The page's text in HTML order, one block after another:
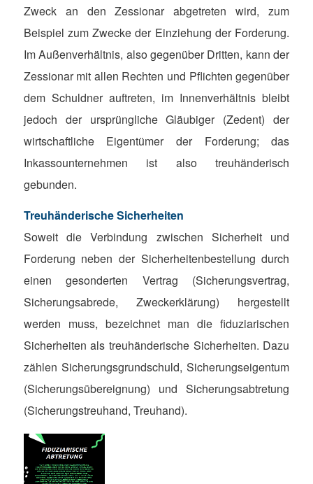
Zweck an den Zessionar abgetreten wird, zum
Beispiel zum Zwecke der Einziehung der Forderung.
Im Außenverhältnis, also gegenüber Dritten, kann der
Zessionar mit allen Rechten und Pflichten gegenüber
dem Schuldner auftreten, im Innenverhältnis bleibt
jedoch der ursprüngliche Gläubiger (Zedent) der
wirtschaftliche Eigentümer der Forderung; das
Inkassounternehmen ist also treuhänderisch
gebunden.
Treuhänderische Sicherheiten
Soweit die Verbindung zwischen Sicherheit und
Forderung neben der Sicherheitenbestellung durch
einen gesonderten Vertrag (Sicherungsvertrag,
Sicherungsabrede, Zweckerklärung) hergestellt
werden muss, bezeichnet man die fiduziarischen
Sicherheiten als treuhänderische Sicherheiten. Dazu
zählen Sicherungsgrundschuld, Sicherungseigentum
(Sicherungsübereignung) und Sicherungsabtretung
(Sicherungstreuhand, Treuhand).